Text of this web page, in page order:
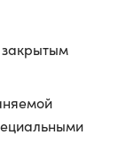
закрытым